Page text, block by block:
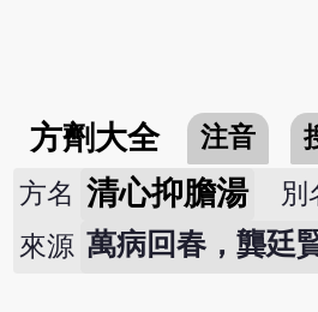
方劑大全 注音
方名 清心抑膽湯 別
來源 萬病回春，龔廷